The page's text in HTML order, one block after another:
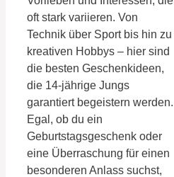
oft stark variieren. Von
Technik über Sport bis hin zu
kreativen Hobbys – hier sind
die besten Geschenkideen,
die 14-jährige Jungs
garantiert begeistern werden.
Egal, ob du ein
Geburtstagsgeschenk oder
eine Überraschung für einen
besonderen Anlass suchst,